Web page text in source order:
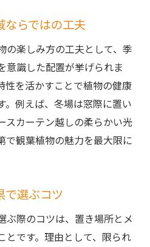
らではの工夫
の楽しみ方の工夫として、季
意識した配置が挙げられま
性を活かすことで植物の健康
。例えば、冬場は窓際に置い
スカーテン越しの柔らかい光
で観葉植物の魅力を最大限に
で選ぶコツ
ぶ際のコツは、置き場所とメ
とです。理由として、限られ